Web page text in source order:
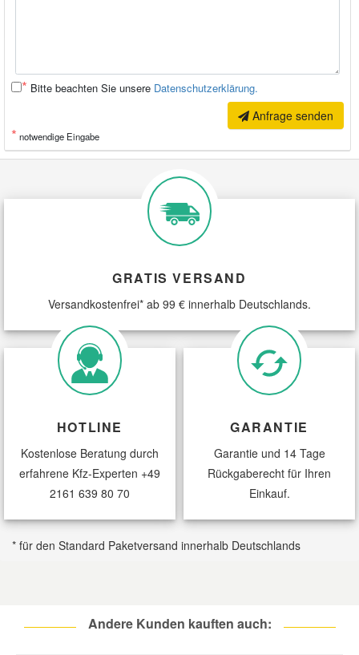
* Bitte beachten Sie unsere Datenschutzerklärung.
Anfrage senden
* notwendige Eingabe
GRATIS VERSAND
Versandkostenfrei* ab 99 € innerhalb Deutschlands.
HOTLINE
Kostenlose Beratung durch
erfahrene Kfz-Experten +49
2161 639 80 70
GARANTIE
Garantie und 14 Tage
Rückgaberecht für Ihren
Einkauf.
* für den Standard Paketversand innerhalb Deutschlands
Andere Kunden kauften auch: